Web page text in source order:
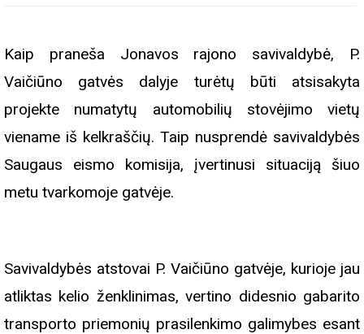
Kaip praneša Jonavos rajono savivaldybė, P.
Vaičiūno gatvės dalyje turėtų būti atsisakyta
projekte numatytų automobilių stovėjimo vietų
viename iš kelkraščių. Taip nusprendė savivaldybės
Saugaus eismo komisija, įvertinusi situaciją šiuo
metu tvarkomoje gatvėje.
Savivaldybės atstovai P. Vaičiūno gatvėje, kurioje jau
atliktas kelio ženklinimas, vertino didesnio gabarito
transporto priemonių prasilenkimo galimybes esant